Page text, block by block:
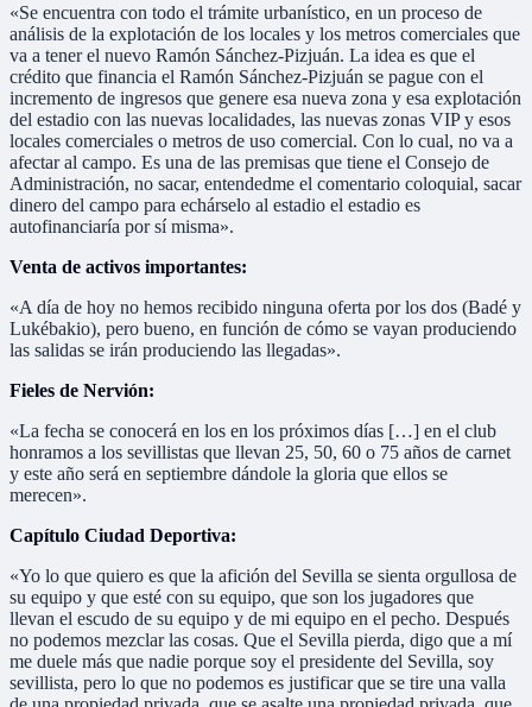
«Se encuentra con todo el trámite urbanístico, en un proceso de
análisis de la explotación de los locales y los metros comerciales que
va a tener el nuevo Ramón Sánchez-Pizjuán. La idea es que el
crédito que financia el Ramón Sánchez-Pizjuán se pague con el
incremento de ingresos que genere esa nueva zona y esa explotación
del estadio con las nuevas localidades, las nuevas zonas VIP y esos
locales comerciales o metros de uso comercial. Con lo cual, no va a
afectar al campo. Es una de las premisas que tiene el Consejo de
Administración, no sacar, entendedme el comentario coloquial, sacar
dinero del campo para echárselo al estadio el estadio es
autofinanciaría por sí misma».
Venta de activos importantes:
«A día de hoy no hemos recibido ninguna oferta por los dos (Badé y
Lukébakio), pero bueno, en función de cómo se vayan produciendo
las salidas se irán produciendo las llegadas».
Fieles de Nervión:
«La fecha se conocerá en los en los próximos días […] en el club
honramos a los sevillistas que llevan 25, 50, 60 o 75 años de carnet
y este año será en septiembre dándole la gloria que ellos se
merecen».
Capítulo Ciudad Deportiva:
«Yo lo que quiero es que la afición del Sevilla se sienta orgullosa de
su equipo y que esté con su equipo, que son los jugadores que
llevan el escudo de su equipo y de mi equipo en el pecho. Después
no podemos mezclar las cosas. Que el Sevilla pierda, digo que a mí
me duele más que nadie porque soy el presidente del Sevilla, soy
sevillista, pero lo que no podemos es justificar que se tire una valla